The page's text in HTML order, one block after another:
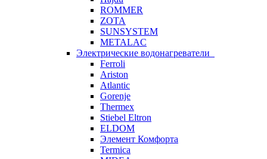
ROMMER
ZOTA
SUNSYSTEM
METALAC
Электрические водонагреватели
Ferroli
Ariston
Atlantic
Gorenje
Thermex
Stiebel Eltron
ELDOM
Элемент Комфорта
Termica